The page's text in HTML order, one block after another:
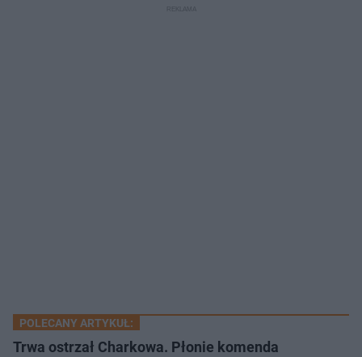
POLECANY ARTYKUŁ:
Trwa ostrzał Charkowa. Płonie komenda